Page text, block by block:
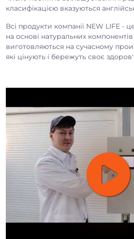
класифікацією вказуються
Всі продукти компанії NEW LIFE -
на основі натуральних компонентів
виготовляються на сучасному
які цінують і бережуть своє